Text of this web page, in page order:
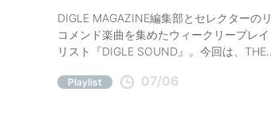
リスト全40曲更新
DIGLE MAGAZINE編集部とセレクターのリ
コメンド楽曲を集めたウィークリープレイ
リスト『DIGLE SOUND』。今回は、THE
「I'm ﾁｬｯﾋﾟｰ」など、今週の注目曲をコメン
Playlist 07/06